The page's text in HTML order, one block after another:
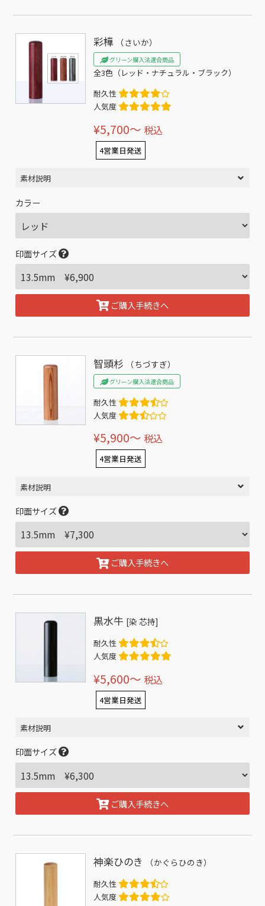
彩樺 （さいか）
グリーン購入法適合商品
全3色（レッド・ナチュラル・ブラック）
耐久性
人気度
¥5,700〜 税込
4営業日発送
素材説明
カラー
印面サイズ
ご購入手続きへ
智頭杉 （ちづすぎ）
グリーン購入法適合商品
耐久性
人気度
¥5,900〜 税込
4営業日発送
素材説明
印面サイズ
ご購入手続きへ
黒水牛 [染 芯持]
耐久性
人気度
¥5,600〜 税込
4営業日発送
素材説明
印面サイズ
ご購入手続きへ
神楽ひのき （かぐらひのき）
耐久性
人気度